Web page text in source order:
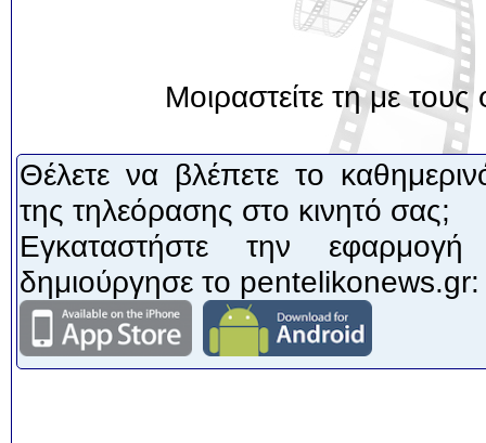
Μοιραστείτε τη με
Θέλετε να βλέπετε το
της τηλεόρασης στο κινητό σας;
Εγκαταστήστε την
δημιούργησε το pentelikonews.gr: